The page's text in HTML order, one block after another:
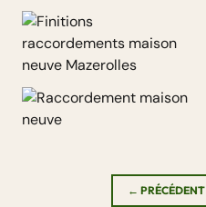
[ AU TRAVAIL ! ]
Finitions raccordements
← PRÉCÉDENT